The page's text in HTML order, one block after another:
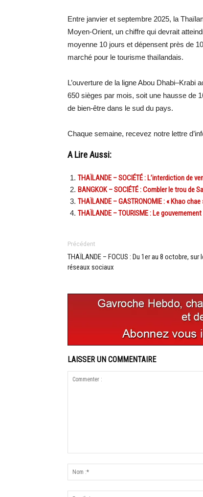
Entre janvier et septembre 2025, la
Moyen-Orient, un chiffre qui devrait
moyenne 10 jours et dépensent près de
marché pour le tourisme thaïlandais.
L’ouverture de la ligne Abou Dhabi–Krabi
650 sièges par mois, soit une hausse de
de bien-être dans le sud du pays.
Chaque semaine, recevez notre lettre
A Lire Aussi:
THAÏLANDE – SOCIÉTÉ : L’interdiction de
BANGKOK – SOCIÉTÉ : Combler le trou de
THAÏLANDE – GASTRONOMIE : « Khao
THAÏLANDE – TOURISME : Le
Précédent
THAÏLANDE – FOCUS : Du 1er au 8 octobre, sur
réseaux sociaux
LAISSER UN COMMENTAIRE